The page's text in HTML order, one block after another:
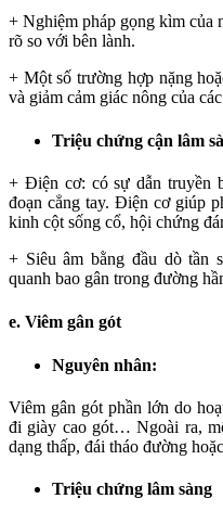
+ Nghiệm pháp gọng kìm của
rõ so với bên lành.
+ Một số trường hợp nặng
và giảm cảm giác nông của
Triệu chứng cận lâm
+ Điện cơ: có sự dẫn truyền
đoạn cẳng tay. Điện cơ giúp
kinh cột sống cổ, hội chứng
+ Siêu âm bằng đầu dò tần
quanh bao gân trong đường
e. Viêm gân gót
Nguyên nhân:
Viêm gân gót phần lớn do
đi giày cao gót… Ngoài ra,
dạng thấp, đái tháo đường
Triệu chứng lâm sàng